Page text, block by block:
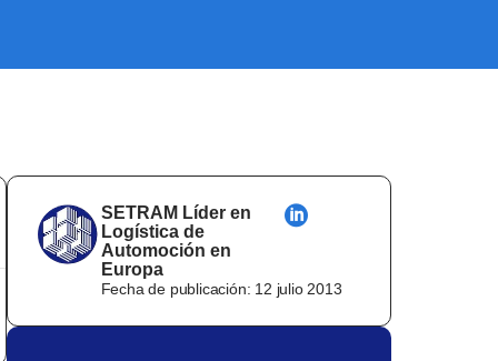
SETRAM Líder en
Logística de
Automoción en
Europa
Fecha de publicación: 12 julio 2013